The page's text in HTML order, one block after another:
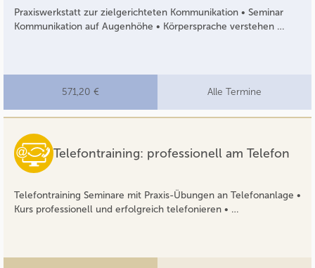
Praxiswerkstatt zur zielgerichteten Kommunikation • Seminar
Kommunikation auf Augenhöhe • Körpersprache verstehen …
571,20 € Alle Termine
Telefontraining: professionell am Telefon
Telefontraining Seminare mit Praxis-Übungen an Telefonanlage •
Kurs professionell und erfolgreich telefonieren • …